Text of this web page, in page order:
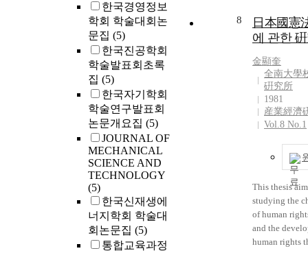
한국경영정보
학회 학술대회논
문집 (5)
한국진공학회
학술발표회초록
집 (5)
한국자기학회
학술연구발표회
논문개요집 (5)
JOURNAL OF
MECHANICAL
SCIENCE AND
TECHNOLOGY
(5)
한국신재생에
너지학회 학술대
회논문집 (5)
통합교육과정
based on
to reduce the
costly
chronic
conductivity
uptake
a novel
enhance the
and water
carbonate to
water channel
morphologies
directly. We
filled type
composite
prove the
addition.
8
日本國憲
에 관한
金顯奎
全南大學
硏究所
1981
産業經濟
Vol.8 No.1
This thesis
studying the
of human
and the
human rights